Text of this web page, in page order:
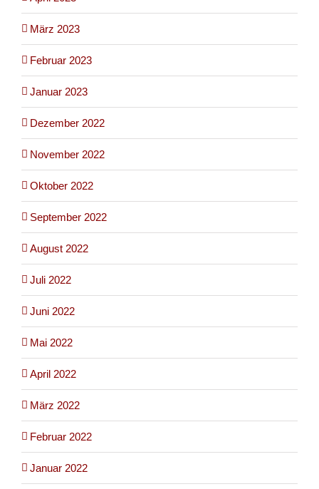
März 2023
Februar 2023
Januar 2023
Dezember 2022
November 2022
Oktober 2022
September 2022
August 2022
Juli 2022
Juni 2022
Mai 2022
April 2022
März 2022
Februar 2022
Januar 2022